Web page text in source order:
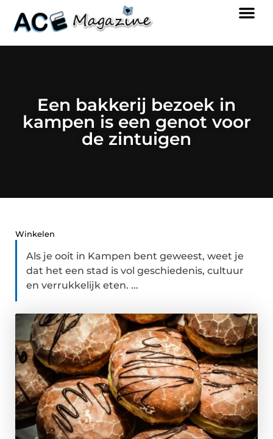
Een bakkerij bezoek in
kampen is een genot voor
de zintuigen
Winkelen
Als je ooit in Kampen bent geweest, weet je
dat het een stad is vol geschiedenis, cultuur
en verrukkelijk eten. ...